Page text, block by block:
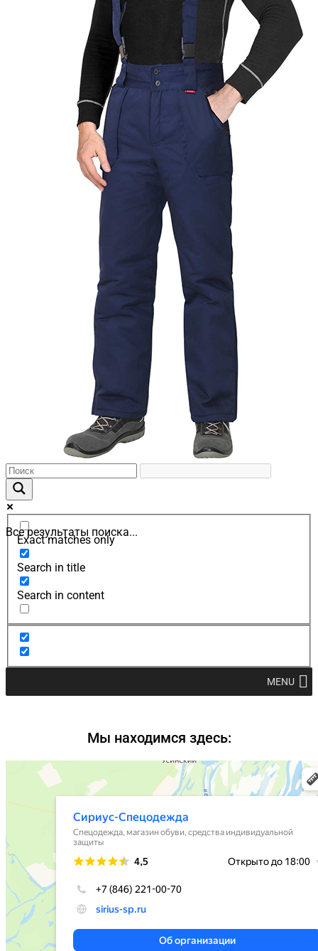
Все результаты поиска...
Exact matches only
Search in title
Search in content
MENU
Мы находимся здесь: